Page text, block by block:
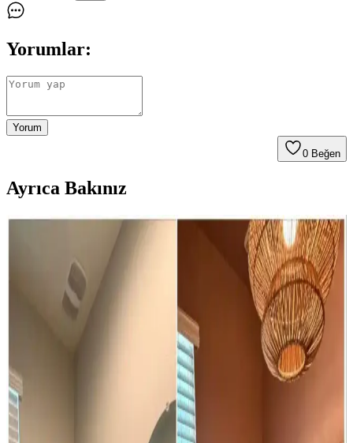
Yorumlar:
Yorum
0 Beğen
Ayrıca Bakınız
Küçük Toalet Odası Yenileme: Fonksiyonel ve
Estetik Tasarım Önerileri
Küçük toalet odasının yenilenmesinde mobilya uyumu, ton sür ton
desenler ve aksesuar seçimi önemlidir. Uygun fiyatlı dolap boyama
ve hijyenik halı tercihleri mekâna estetik ve fonksiyonellik katar.
Banyo Lavabo Üstü Raf ve Pencere Dekorasyonu
İçin Fonksiyonel ve Estetik Çözümler
Banyoda lavabo üstü raf ve pencere alanı için nem ve ışık
koşullarına uygun bitkiler, aromaterapi ürünleri, vinil kaplamalar ve
doğal dekoratif objelerle estetik ve fonksiyonel çözümler
sunulmaktadır.